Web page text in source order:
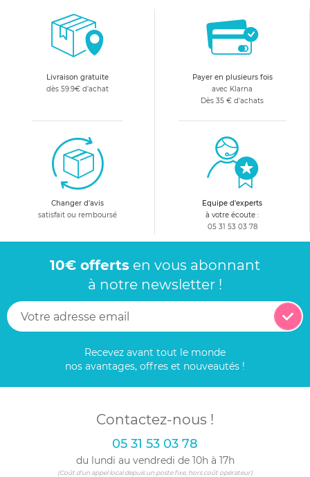
Livraison gratuite
dès 59.9€ d'achat
Payer en plusieurs fois
avec Klarna
Dès 35 € d'achats
Changer d'avis
satisfait ou remboursé
Equipe d'experts
à votre écoute :
05 31 53 03 78
10€ offerts en vous abonnant
à notre newsletter !
Recevez avant tout le monde
nos avantages, offres et nouveautés !
Contactez-nous !
05 31 53 03 78
du lundi au vendredi de 10h à 17h
(Coût d'un appel local depuis un poste fixe, hors coût opérateur)